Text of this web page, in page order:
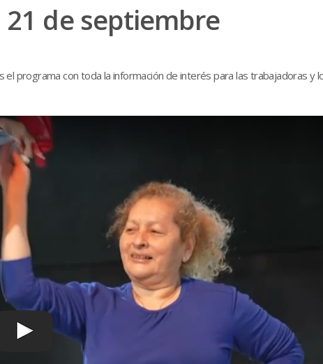
de septiembre
programa con toda la información de interés para las trabajadoras y